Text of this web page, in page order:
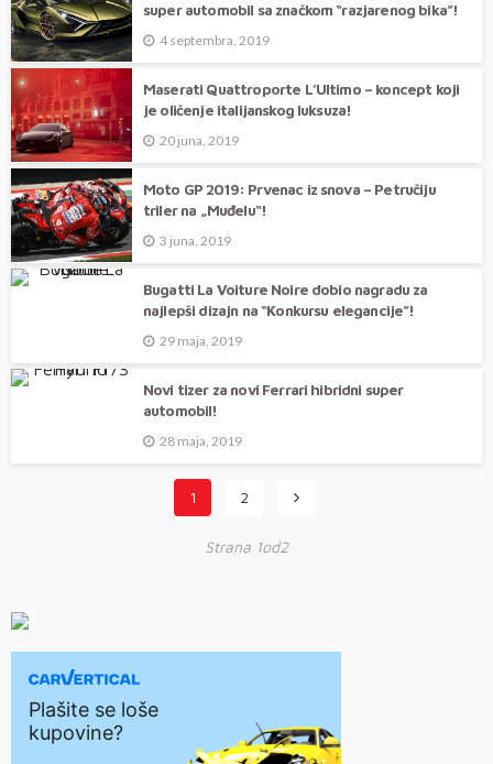
super automobil sa značkom “razjarenog bika”!
4 septembra, 2019
Maserati Quattroporte L’Ultimo – koncept koji
je oličenje italijanskog luksuza!
20 juna, 2019
Moto GP 2019: Prvenac iz snova – Petručiju
triler na „Muđelu“!
3 juna, 2019
Bugatti La Voiture Noire dobio nagradu za
najlepši dizajn na “Konkursu elegancije”!
29 maja, 2019
Novi tizer za novi Ferrari hibridni super
automobil!
28 maja, 2019
1 2
Strana 1od2